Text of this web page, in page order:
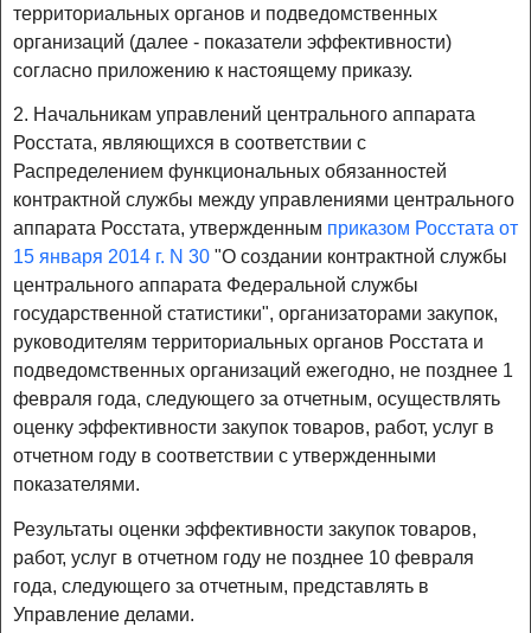
территориальных органов и подведомственных
организаций (далее - показатели эффективности)
согласно приложению к настоящему приказу.
2. Начальникам управлений центрального аппарата
Росстата, являющихся в соответствии с
Распределением функциональных обязанностей
контрактной службы между управлениями центрального
аппарата Росстата, утвержденным приказом Росстата от
15 января 2014 г. N 30 "О создании контрактной службы
центрального аппарата Федеральной службы
государственной статистики", организаторами закупок,
руководителям территориальных органов Росстата и
подведомственных организаций ежегодно, не позднее 1
февраля года, следующего за отчетным, осуществлять
оценку эффективности закупок товаров, работ, услуг в
отчетном году в соответствии с утвержденными
показателями.
Результаты оценки эффективности закупок товаров,
работ, услуг в отчетном году не позднее 10 февраля
года, следующего за отчетным, представлять в
Управление делами.